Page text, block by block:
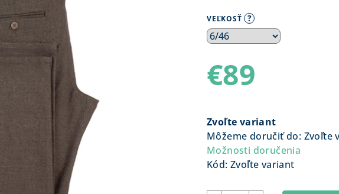
VEĽKOSŤ ?
€89
cena:
Zvoľte variant
Môžeme doručiť do: Zvoľte
Možnosti doručenia
Kód: Zvoľte variant